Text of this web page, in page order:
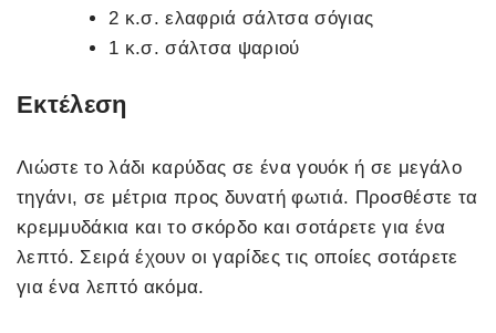
2 κ.σ. ελαφριά σάλτσα σόγιας
1 κ.σ. σάλτσα ψαριού
Εκτέλεση
Λιώστε το λάδι καρύδας σε ένα γουόκ ή σε μεγάλο
τηγάνι, σε μέτρια προς δυνατή φωτιά. Προσθέστε τα
κρεμμυδάκια και το σκόρδο και σοτάρετε για ένα
λεπτό. Σειρά έχουν οι γαρίδες τις οποίες σοτάρετε
για ένα λεπτό ακόμα.